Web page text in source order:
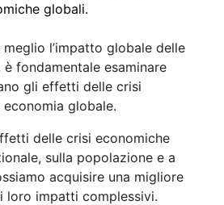
globali.
l’impatto globale delle
fondamentale esaminare
gli effetti delle crisi
globale.
delle crisi economiche
sulla popolazione e a
acquisire una migliore
loro impatti complessivi.